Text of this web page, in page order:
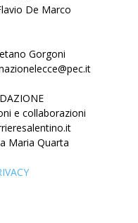
De Marco
Gorgoni
e collaborazioni
Maria Quarta